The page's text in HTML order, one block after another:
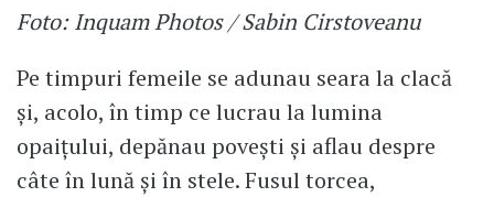
Foto: Inquam Photos / Sabin Cirstoveanu
Pe timpuri femeile se adunau seara la clacă
și, acolo, în timp ce lucrau la lumina
opaițului, depănau povești și aflau despre
câte în lună și în stele. Fusul torcea,